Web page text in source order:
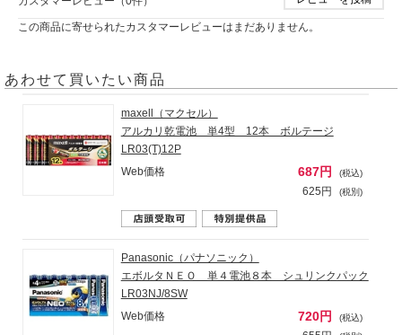
この商品に寄せられたカスタマーレビューはまだありません。
あわせて買いたい商品
maxell（マクセル）
アルカリ乾電池 単4型 12本 ボルテージ
LR03(T)12P
Web価格
687円 (税込)
625円 (税別)
Panasonic（パナソニック）
エボルタＮＥＯ 単４電池８本 シュリンクパック
LR03NJ/8SW
Web価格
720円 (税込)